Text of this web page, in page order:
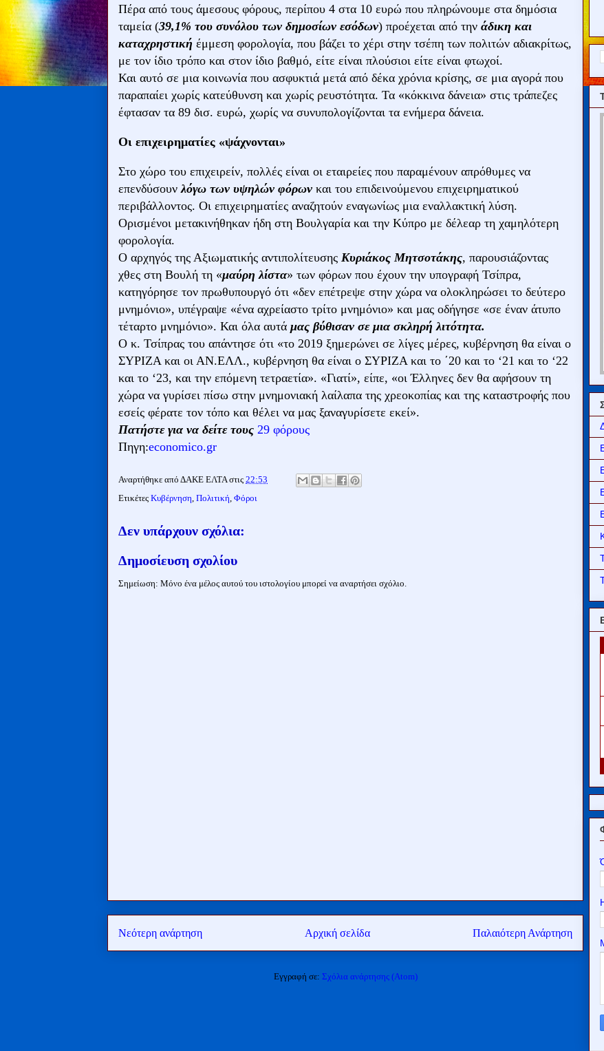
Πέρα από τους άμεσους φόρους, περίπου 4 στα 10 ευρώ που πληρώνουμε στα δημόσια
ταμεία (39,1% του συνόλου των δημοσίων εσόδων) προέχεται από την άδικη και
καταχρηστική έμμεση φορολογία, που βάζει το χέρι στην τσέπη των πολιτών αδιακρίτως,
με τον ίδιο τρόπο και στον ίδιο βαθμό, είτε είναι πλούσιοι είτε είναι φτωχοί.
Και αυτό σε μια κοινωνία που ασφυκτιά μετά από δέκα χρόνια κρίσης, σε μια αγορά που
παραπαίει χωρίς κατεύθυνση και χωρίς ρευστότητα. Τα «κόκκινα δάνεια» στις τράπεζες
έφτασαν τα 89 δισ. ευρώ, χωρίς να συνυπολογίζονται τα ενήμερα δάνεια.
Οι επιχειρηματίες «ψάχνονται»
Στο χώρο του επιχειρείν, πολλές είναι οι εταιρείες που παραμένουν απρόθυμες να
επενδύσουνλόγω των υψηλών φόρων και του επιδεινούμενου επιχειρηματικού
περιβάλλοντος. Οι επιχειρηματίες αναζητούν εναγωνίως μια εναλλακτική λύση.
Ορισμένοι μετακινήθηκαν ήδη στη Βουλγαρία και την Κύπρο με δέλεαρ τη χαμηλότερη
φορολογία.
Ο αρχηγός της Αξιωματικής αντιπολίτευσης Κυριάκος Μητσοτάκης, παρουσιάζοντας
χθες στη Βουλή τη «μαύρη λίστα» των φόρων που έχουν την υπογραφή Τσίπρα,
κατηγόρησε τον πρωθυπουργό ότι «δεν επέτρεψε στην χώρα να ολοκληρώσει το δεύτερο
μνημόνιο», υπέγραψε «ένα αχρείαστο τρίτο μνημόνιο» και μας οδήγησε «σε έναν άτυπο
τέταρτο μνημόνιο». Και όλα αυτά μας βύθισαν σε μια σκληρή λιτότητα.
Ο κ. Τσίπρας του απάντησε ότι «το 2019 ξημερώνει σε λίγες μέρες, κυβέρνηση θα είναι ο
ΣΥΡΙΖΑ και οι ΑΝ.ΕΛΛ., κυβέρνηση θα είναι ο ΣΥΡΙΖΑ και το ΄20 και το ‘21 και το ‘22
και το ‘23, και την επόμενη τετραετία». «Γιατί», είπε, «οι Έλληνες δεν θα αφήσουν τη
χώρα να γυρίσει πίσω στην μνημονιακή λαίλαπα της χρεοκοπίας και της καταστροφής που
εσείς φέρατε τον τόπο και θέλει να μας ξαναγυρίσετε εκεί».
Πατήστε για να δείτε τους 29 φόρους
Πηγη:economico.gr
Αναρτήθηκε από ΔΑΚΕ ΕΛΤΑ στις 22:53
Ετικέτες Κυβέρνηση, Πολιτική, Φόροι
Δεν υπάρχουν σχόλια:
Δημοσίευση σχολίου
Σημείωση: Μόνο ένα μέλος αυτού του ιστολογίου μπορεί να αναρτήσει σχόλιο.
Νεότερη ανάρτηση Παλαιότερη Ανάρτηση
Αρχική σελίδα
Εγγραφή σε: Σχόλια ανάρτησης (Atom)